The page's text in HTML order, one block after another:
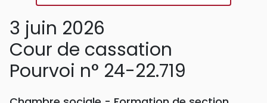
3 juin 2026
Cour de cassation
Pourvoi n° 24-22.719